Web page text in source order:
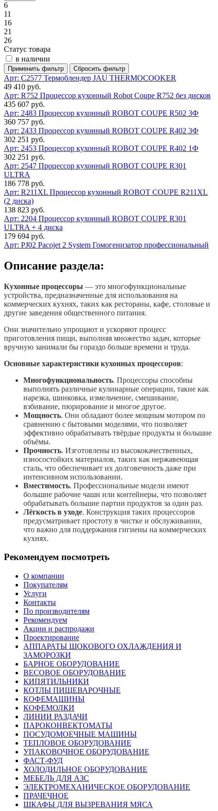
6
11
16
21
26
Статус товара
в наличии
Арт: C2577 Термоблендер JAU THERMOCOOKER
49 410 руб.
Арт: R752 Процессор кухонный Robot Coupe R752 без дисков
435 607 руб.
Арт: 2483 Процессор кухонный ROBOT COUPE R502 3Ф
360 757 руб.
Арт: 2433 Процессор кухонный ROBOT COUPE R402 3Ф
302 251 руб.
Арт: 2453 Процессор кухонный ROBOT COUPE R402 1Ф
302 251 руб.
Арт: 2547 Процессор кухонный ROBOT COUPE R301
ULTRA
186 778 руб.
Арт: R211XL Процессор кухонный ROBOT COUPE R211XL
(2 диска)
138 823 руб.
Арт: 2204 Процессор кухонный ROBOT COUPE R301
ULTRA + 4 диска
179 694 руб.
Арт: PJ02 Pacojet 2 System Гомогенизатор профессиональный
Описание раздела:
Кухонные процессоры — это многофункциональные
устройства, предназначенные для использования на
коммерческих кухнях, таких как рестораны, кафе, столовые и
другие заведения общественного питания.
Они значительно упрощают и ускоряют процесс
приготовления пищи, выполняя множество задач, которые
вручную занимали бы гораздо больше времени и труда.
Основные характеристики кухонных процессоров:
Многофункциональность. Процессоры способны
выполнять различные кулинарные операции, такие как
нарезка, шинковка, измельчение, смешивание,
взбивание, пюрирование и многое другое.
Мощность. Они обладают более мощным мотором по
сравнению с бытовыми моделями, что позволяет
эффективно обрабатывать твёрдые продукты и большие
объёмы.
Прочность. Изготовлены из высококачественных,
износостойких материалов, таких как нержавеющая
сталь, что обеспечивает их долговечность даже при
интенсивном использовании.
Вместимость. Профессиональные модели имеют
большие рабочие чаши или контейнеры, что позволяет
обрабатывать большие партии продуктов за один раз.
Лёгкость в уходе. Конструкция таких процессоров
предусматривает простоту в чистке и обслуживании,
что важно для поддержания гигиены на коммерческих
кухнях.
Рекомендуем посмотреть
О компании
Покупателям
Услуги
Контакты
По производителям
Рекомендуем
Акции и распродажи
Проектирование
АППАРАТЫ ШОКОВОГО ОХЛАЖДЕНИЯ И
ЗАМОРОЗКИ
БАРНОЕ ОБОРУДОВАНИЕ
ВЕСОВОЕ ОБОРУДОВАНИЕ
КИПЯТИЛЬНИКИ
КОТЛЫ ПИЩЕВАРОЧНЫЕ
КОФЕМАШИНЫ
КОФЕМОЛКИ
ЛИНИИ РАЗДАЧИ
ПАРОКОНВЕКТОМАТЫ
ПОСУДОМОЕЧНЫЕ МАШИНЫ
ТЕПЛОВОЕ ОБОРУДОВАНИЕ
УПАКОВОЧНОЕ ОБОРУДОВАНИЕ
ФАСТ-ФУД
ХОЛОДИЛЬНОЕ ОБОРУДОВАНИЕ
МЕБЕЛЬ ДЛЯ АЗС
ЭЛЕКТРОМЕХАНИЧЕСКОЕ ОБОРУДОВАНИЕ
ПРАЧЕЧНОЕ
ШКАФЫ ДЛЯ ВЫЗРЕВАНИЯ МЯСА